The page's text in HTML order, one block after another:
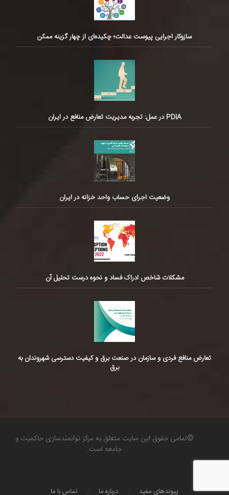
سازوکار اجرایی پیوست عدالت؛ چکیده‌ای از چهار گزینه ممکن
PDIA در عمل: تجربه مدیریت تعارض منافع در ایران
وضعیت اجرای حساب واحد خزانه در ایران
مشکلات شاخص ادراک فساد و نحوه درست تحلیل آن
تعارض منافع فردی و سازمان در صنعت برق و کیفیت دسترسی شهروندان به
برق
©تمامی حقوق این سایت متعلق به مرکز توانمندسازی حاکمیت و
جامعه است.
تماس با ما درباره ما پیوندهای مفید